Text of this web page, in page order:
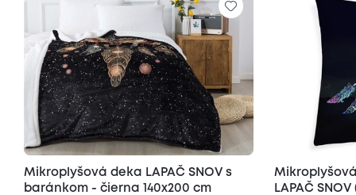
Mikroplyšová deka LAPAČ SNOV s
baránkom - čierna 140x200 cm
LAPAČ